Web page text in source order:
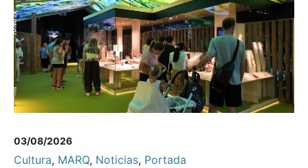
03/08/2026
Cultura, MARQ, Noticias, Portada